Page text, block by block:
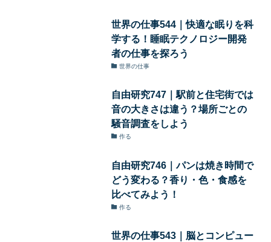
世界の仕事544｜快適な眠りを科
学する！睡眠テクノロジー開発
者の仕事を探ろう
世界の仕事
自由研究747｜駅前と住宅街では
音の大きさは違う？場所ごとの
騒音調査をしよう
作る
自由研究746｜パンは焼き時間で
どう変わる？香り・色・食感を
比べてみよう！
作る
世界の仕事543｜脳とコンピュー